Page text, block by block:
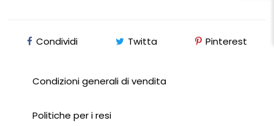
Condividi Twitta Pinterest
Condizioni generali di vendita
Politiche per i resi